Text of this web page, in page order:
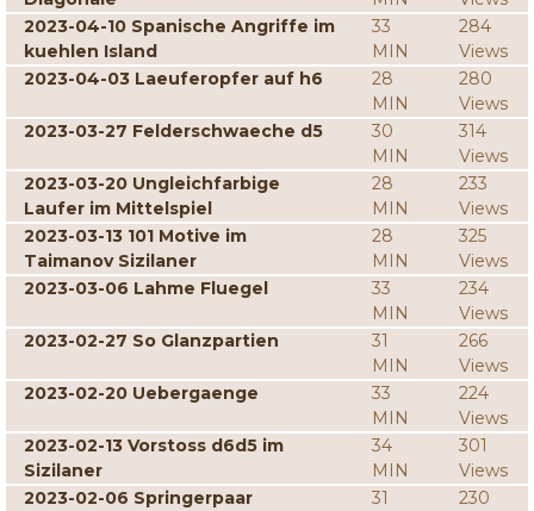
2023-04-10 Spanische Angriffe im
kuehlen Island
33
MIN
284
Views
2023-04-03 Laeuferopfer auf h6
28
MIN
280
Views
2023-03-27 Felderschwaeche d5
30
MIN
314
Views
2023-03-20 Ungleichfarbige
Laufer im Mittelspiel
28
MIN
233
Views
2023-03-13 101 Motive im
Taimanov Sizilaner
28
MIN
325
Views
2023-03-06 Lahme Fluegel
33
MIN
234
Views
2023-02-27 So Glanzpartien
31
MIN
266
Views
2023-02-20 Uebergaenge
33
MIN
224
Views
2023-02-13 Vorstoss d6d5 im
Sizilaner
34
MIN
301
Views
2023-02-06 Springerpaar
31
230